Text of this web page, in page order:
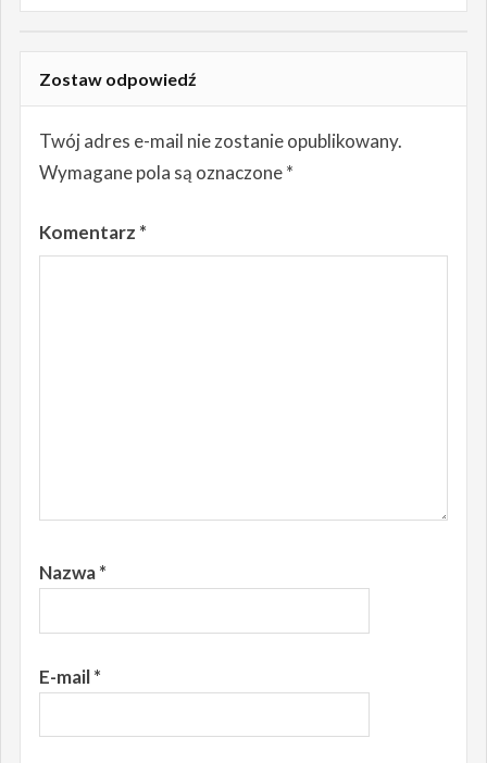
Zostaw odpowiedź
Twój adres e-mail nie zostanie opublikowany.
Wymagane pola są oznaczone*
Komentarz *
Nazwa*
E-mail*